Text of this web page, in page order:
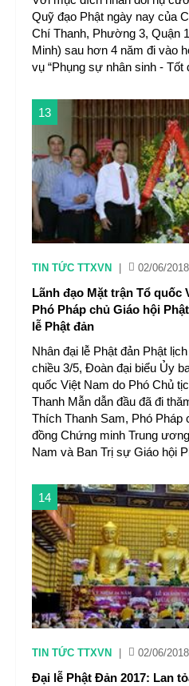
Quỹ đạo Phật ngày nay của
Chí Thanh, Phường 3, Quận
Minh) sau hơn 4 năm đi vào
vụ “Phụng sự nhân sinh - Tốt
13
TIN TỨC TTXVN 02/06/
Lãnh đạo Mặt trận Tổ quốc
Phó Pháp chủ Giáo hội
lễ Phật đản
Nhân đại lễ Phật đản Phật
chiều 3/5, Đoàn đại biểu Ủy
quốc Việt Nam do Phó Chủ
Thanh Mẫn dẫn đầu đã đi
Thích Thanh Sam, Phó Pháp
đồng Chứng minh Trung
Nam và Ban Trị sự Giáo hội
14
TIN TỨC TTXVN 02/06/
Đại lễ Phật Đản 2017: Lan